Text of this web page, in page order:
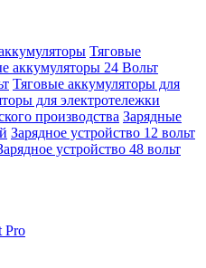
Тяговые
аккумуляторы 24 Вольт
Тяговые аккумуляторы для
для электротележки
производства Зарядные
Зарядное устройство 12 вольт
устройство 48 вольт
Pro